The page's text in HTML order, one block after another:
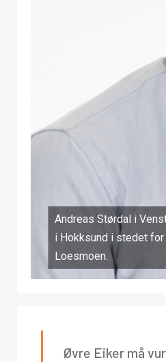
Andreas Størdal i
i Hokksund i stedet
Loesmoen.
Øvre Eiker må